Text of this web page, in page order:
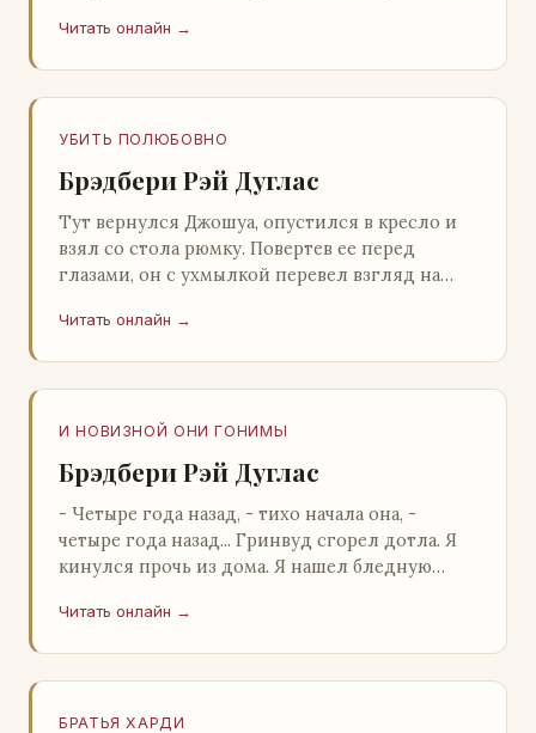
легального ко…
Читать онлайн →
УБИТЬ ПОЛЮБОВНО
Брэдбери Рэй Дуглас
Тут вернулся Джошуа, опустился в кресло и
взял со стола рюмку. Повертев ее перед
глазами, он с ухмылкой перевел взгляд на
видом с…
Читать онлайн →
И НОВИЗНОЙ ОНИ ГОНИМЫ
Брэдбери Рэй Дуглас
- Четыре года назад, - тихо начала она, -
четыре года назад... Гринвуд сгорел дотла. Я
кинулся прочь из дома. Я нашел бледную
Читать онлайн →
БРАТЬЯ ХАРДИ